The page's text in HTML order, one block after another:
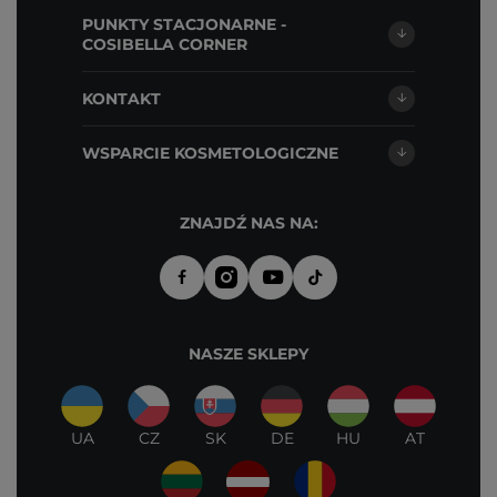
PUNKTY STACJONARNE -
COSIBELLA CORNER
KONTAKT
WSPARCIE KOSMETOLOGICZNE
ZNAJDŹ NAS NA:
NASZE SKLEPY
UA CZ SK DE HU AT